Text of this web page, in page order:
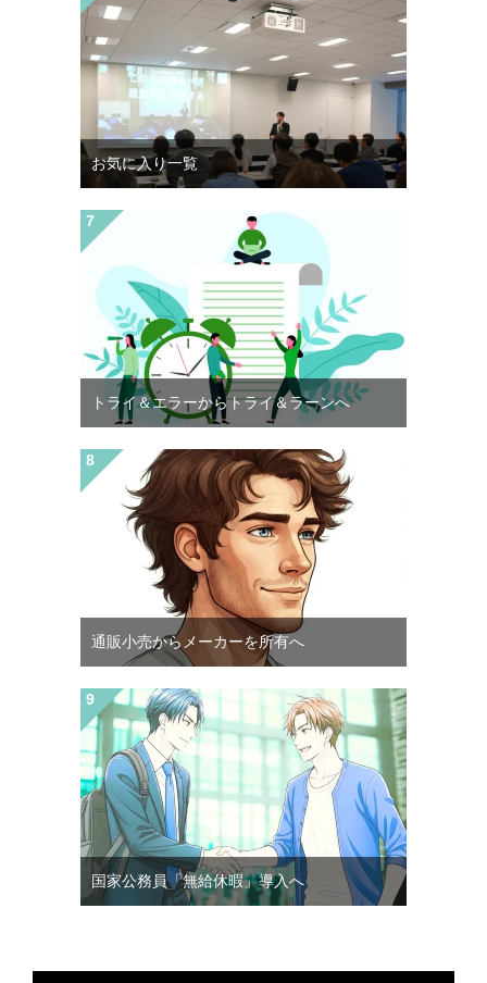
お気に入り一覧
トライ＆エラーからトライ＆ラーンへ
通販小売からメーカーを所有へ
国家公務員「無給休暇」導入へ